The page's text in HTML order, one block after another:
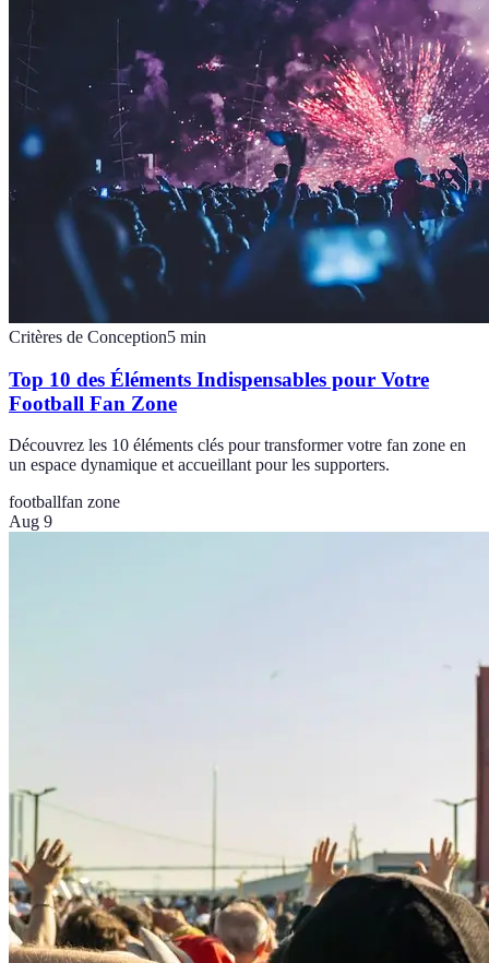
Critères de Conception5 min
Top 10 des Éléments Indispensables pour Votre
Football Fan Zone
Découvrez les 10 éléments clés pour transformer votre fan zone en
un espace dynamique et accueillant pour les supporters.
footballfan zone
Aug 9